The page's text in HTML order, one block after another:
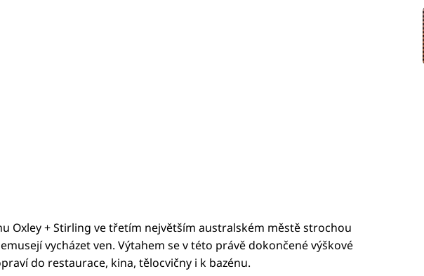
Oxley + Stirling ve třetím největším australském městě strochou
vycházet ven. Výtahem se v této právě dokončené výškové
do restaurace, kina, tělocvičny i k bazénu.